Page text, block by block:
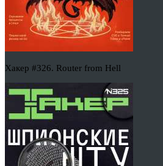
Хакер #326. Router from Hell